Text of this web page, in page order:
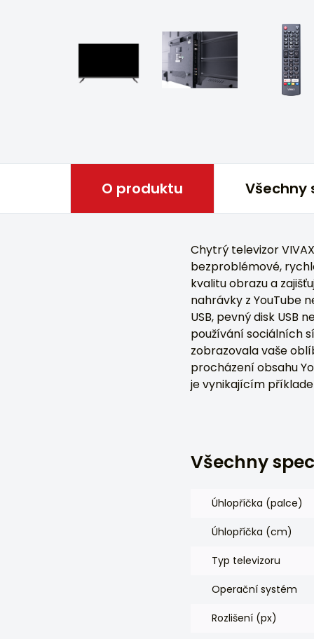
O produktu Všechny
Chytrý televizor
bezproblémové,
kvalitu obrazu a
nahrávky z YouTube
USB, pevný disk
používání sociálních
zobrazovala vaše
procházení obsahu
je vynikajícím
Všechny
Úhlopříčka (palce)
Úhlopříčka (cm)
Typ televizoru
Operační systém
Rozlišení (px)